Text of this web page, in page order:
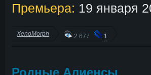
Премьера: 19 января
XenoMorph 2 677 1
Родные Алиенсы